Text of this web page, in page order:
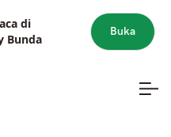
di
Bunda
Buka